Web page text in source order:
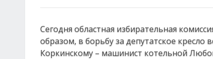
Сегодня областная избирательная
образом, в борьбу за депутатское
Коркинскому – машинист котельной